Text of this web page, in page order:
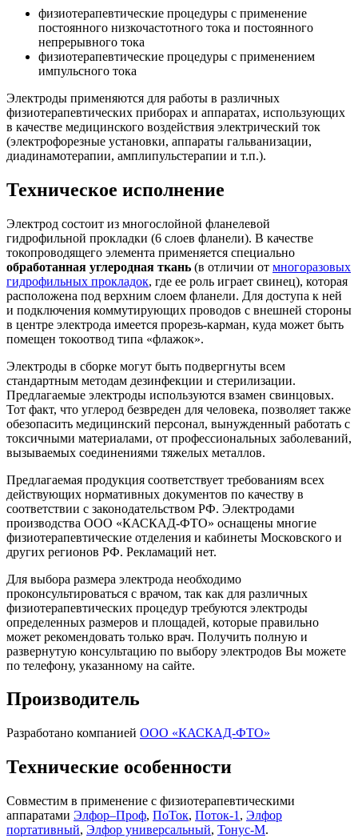
физиотерапевтические процедуры с применение
постоянного низкочастотного тока и постоянного
непрерывного тока
физиотерапевтические процедуры с применением
импульсного тока
Электроды применяются для работы в различных
физиотерапевтических приборах и аппаратах, использующих
в качестве медицинского воздействия электрический ток
(электрофорезные установки, аппараты гальванизации,
диадинамотерапии, амплипульстерапии и т.п.).
Техническое исполнение
Электрод состоит из многослойной фланелевой
гидрофильной прокладки (6 слоев фланели). В качестве
токопроводящего элемента применяется специально
обработанная углеродная ткань (в отличии от многоразовых
гидрофильных прокладок, где ее роль играет свинец), которая
расположена под верхним слоем фланели. Для доступа к ней
и подключения коммутирующих проводов с внешней стороны
в центре электрода имеется прорезь-карман, куда может быть
помещен токоотвод типа «флажок».
Электроды в сборке могут быть подвергнуты всем
стандартным методам дезинфекции и стерилизации.
Предлагаемые электроды используются взамен свинцовых.
Тот факт, что углерод безвреден для человека, позволяет также
обезопасить медицинский персонал, вынужденный работать с
токсичными материалами, от профессиональных заболеваний,
вызываемых соединениями тяжелых металлов.
Предлагаемая продукция соответствует требованиям всех
действующих нормативных документов по качеству в
соответствии с законодательством РФ. Электродами
производства ООО «КАСКАД-ФТО» оснащены многие
физиотерапевтические отделения и кабинеты Московского и
других регионов РФ. Рекламаций нет.
Для выбора размера электрода необходимо
проконсультироваться с врачом, так как для различных
физиотерапевтических процедур требуются электроды
определенных размеров и площадей, которые правильно
может рекомендовать только врач. Получить полную и
развернутую консультацию по выбору электродов Вы можете
по телефону, указанному на сайте.
Производитель
Разработано компанией ООО «КАСКАД-ФТО»
Технические особенности
Совместим в применение с физиотерапевтическими
аппаратами Элфор–Проф, ПоТок, Поток-1 , Элфор
портативный, Элфор универсальный, Тонус-М.